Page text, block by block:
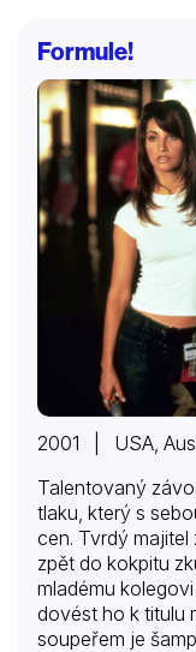
Formule!
2001 | USA,
Talentovaný
tlaku, který s
cen. Tvrdý
zpět do kokpitu
mladému
dovést ho k titulu
soupeřem je